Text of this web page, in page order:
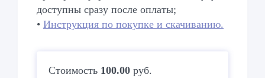
доступны сразу после оплаты;
• Инструкция по покупке и скачиванию.
Стоимость 100.00 руб.